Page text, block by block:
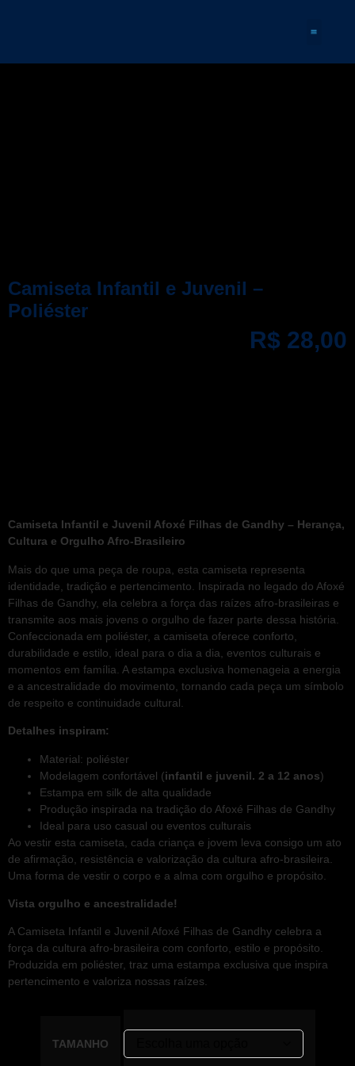
Camiseta Infantil e Juvenil –
Poliéster
R$ 28,00
Camiseta Infantil e Juvenil Afoxé Filhas de Gandhy – Herança,
Cultura e Orgulho Afro-Brasileiro
Mais do que uma peça de roupa, esta camiseta representa
identidade, tradição e pertencimento. Inspirada no legado do Afoxé
Filhas de Gandhy, ela celebra a força das raízes afro-brasileiras e
transmite aos mais jovens o orgulho de fazer parte dessa história.
Confeccionada em poliéster, a camiseta oferece conforto,
durabilidade e estilo, ideal para o dia a dia, eventos culturais e
momentos em família. A estampa exclusiva homenageia a energia
e a ancestralidade do movimento, tornando cada peça um símbolo
de respeito e continuidade cultural.
Detalhes inspiram:
Material: poliéster
Modelagem confortável (infantil e juvenil. 2 a 12 anos)
Estampa em silk de alta qualidade
Produção inspirada na tradição do Afoxé Filhas de Gandhy
Ideal para uso casual ou eventos culturais
Ao vestir esta camiseta, cada criança e jovem leva consigo um ato
de afirmação, resistência e valorização da cultura afro-brasileira.
Uma forma de vestir o corpo e a alma com orgulho e propósito.
Vista orgulho e ancestralidade!
A Camiseta Infantil e Juvenil Afoxé Filhas de Gandhy celebra a
força da cultura afro-brasileira com conforto, estilo e propósito.
Produzida em poliéster, traz uma estampa exclusiva que inspira
pertencimento e valoriza nossas raízes.
TAMANHO